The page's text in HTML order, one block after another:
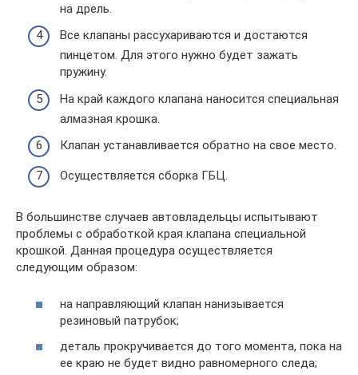
на дрель.
Все клапаны рассухариваются и достаются
пинцетом. Для этого нужно будет зажать
пружину.
На край каждого клапана наносится специальная
алмазная крошка.
Клапан устанавливается обратно на свое место.
Осуществляется сборка ГБЦ.
В большинстве случаев автовладельцы испытывают
проблемы с обработкой края клапана специальной
крошкой. Данная процедура осуществляется
следующим образом:
на направляющий клапан нанизывается
резиновый патрубок;
деталь прокручивается до того момента, пока на
ее краю не будет видно равномерного следа;